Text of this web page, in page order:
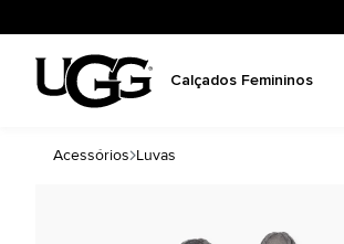
Calçados Femininos
Acessórios Luvas